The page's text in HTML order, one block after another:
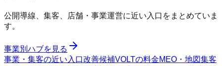
公開導線、集客、店舗・事業運営に近い入口をまとめていま
す。
事業別ハブを見る
事業・集客の近い入口改善候補VOLTの料金MEO・地図集客